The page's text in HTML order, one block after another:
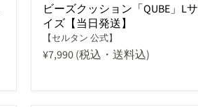
ビーズクッション「QUBE」Lサ
イズ【当日発送】
【セルタン 公式】
¥7,990(税込・送料込)